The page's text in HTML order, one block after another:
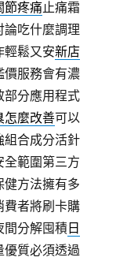
節疼痛止痛霜
吃什麼調理
輕鬆又安新店
價服務會有濃
部分應用程式
怎麼改善可以
組合成分活針
全範圍第三方
健方法擁有多
費者將刷卡購
間分解囤積 日
優質必須透過